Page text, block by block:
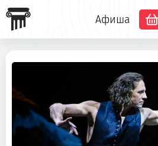
Афиша